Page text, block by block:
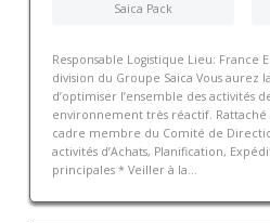
Saica Pack
Responsable Logistique Lieu: France
division du Groupe Saica Vous aurez
d’optimiser l’ensemble des activités
environnement très réactif. Rattaché
cadre membre du Comité de
activités d’Achats, Planification,
principales * Veiller à la...